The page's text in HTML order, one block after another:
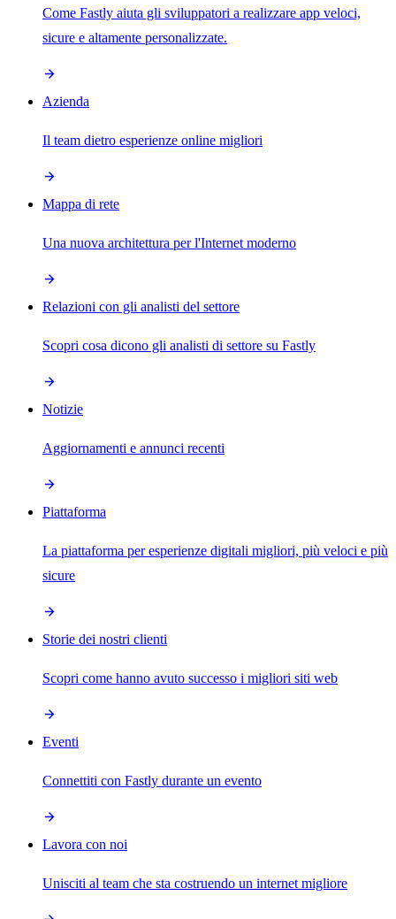
Come Fastly aiuta gli sviluppatori a realizzare app veloci,
sicure e altamente personalizzate.
Azienda
Il team dietro esperienze online migliori
Mappa di rete
Una nuova architettura per l'Internet moderno
Relazioni con gli analisti del settore
Scopri cosa dicono gli analisti di settore su Fastly
Notizie
Aggiornamenti e annunci recenti
Piattaforma
La piattaforma per esperienze digitali migliori, più veloci e più
sicure
Storie dei nostri clienti
Scopri come hanno avuto successo i migliori siti web
Eventi
Connettiti con Fastly durante un evento
Lavora con noi
Unisciti al team che sta costruendo un internet migliore